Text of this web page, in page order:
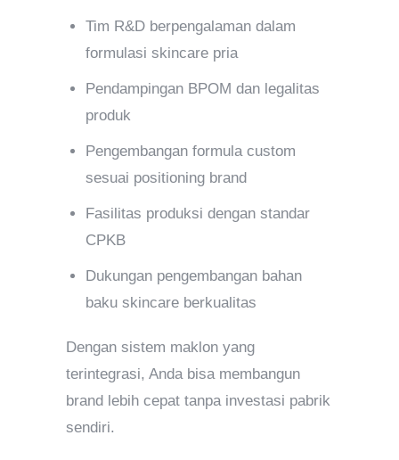
Tim R&D berpengalaman dalam
formulasi skincare pria
Pendampingan BPOM dan legalitas
produk
Pengembangan formula custom
sesuai positioning brand
Fasilitas produksi dengan standar
CPKB
Dukungan pengembangan bahan
baku skincare berkualitas
Dengan sistem maklon yang
terintegrasi, Anda bisa membangun
brand lebih cepat tanpa investasi pabrik
sendiri.